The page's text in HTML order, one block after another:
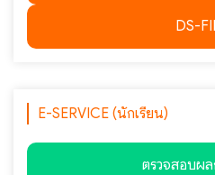
DS-
E-SERVICE (นักเรียน)
ตรวจสอบผล